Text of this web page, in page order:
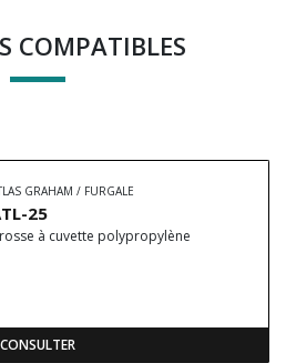
COMPATIBLES
GRAHAM / FURGALE
25
Brosse à cuvette polypropylène
CONSULTER